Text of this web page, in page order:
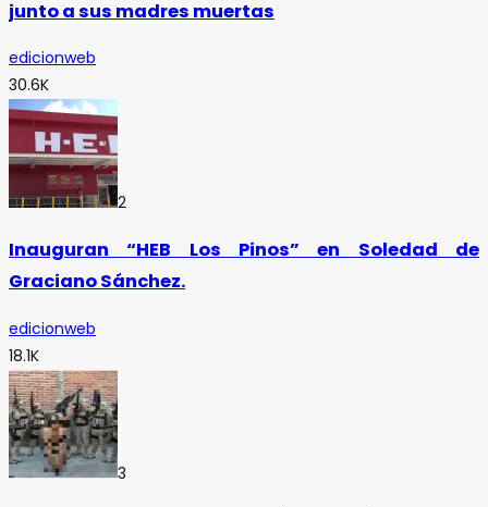
junto a sus madres muertas
edicionweb
30.6K
2
Inauguran “HEB Los Pinos” en Soledad de
Graciano Sánchez.
edicionweb
18.1K
3